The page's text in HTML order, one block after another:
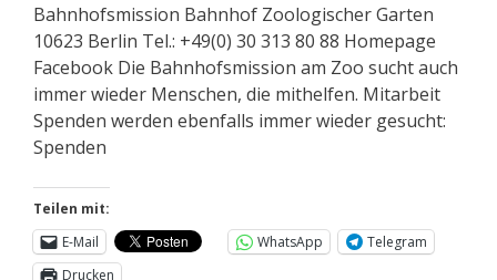
Bahnhofsmission Bahnhof Zoologischer Garten
10623 Berlin Tel.: +49(0) 30 313 80 88 Homepage
Facebook Die Bahnhofsmission am Zoo sucht auch
immer wieder Menschen, die mithelfen. Mitarbeit
Spenden werden ebenfalls immer wieder gesucht:
Spenden
Teilen mit:
E-Mail
WhatsApp
Telegram
Drucken